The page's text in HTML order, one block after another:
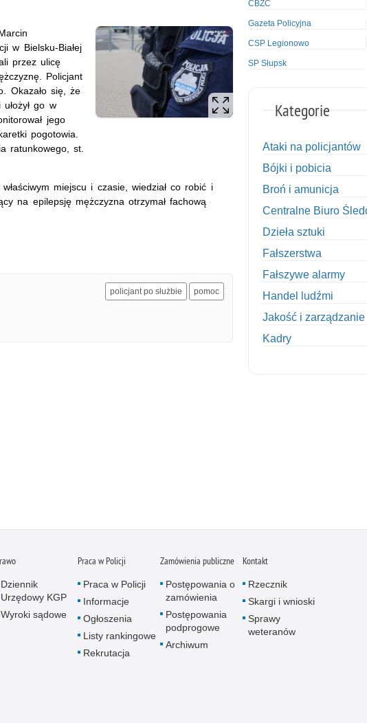
w Bielsku-Białej
przez ulicę
Policjant
Okazało się, że
go w
jego
pogotowia.
ratunkowego, st.
miejscu i czasie, wiedział co robić i
na epilepsję mężczyzna otrzymał fachową
policjant po służbie pomoc
CBZC
Gazeta Policyjna
CSP Legionowo
SP Słupsk
Kategorie
Ataki na policjantów
Bójki i pobicia
Broń i amunicja
Centralne Biuro
Dzieła sztuki
Fałszerstwa
Fałszywe alarmy
Handel ludźmi
Jakość i zarządzanie
Kadry
Nietrzeźwi kierujący
Nietrzeźwi
Dziennik
Urzędowy KGP
Wyroki sądowe
Praca w Policji
Praca w Policji
Informacje
Ogłoszenia
Listy rankingowe
Rekrutacja
Zamówienia publiczne
Postępowania o
zamówienia
Postępowania
podprogowe
Archiwum
Kontakt
Rzecznik
Skargi i wnioski
Sprawy
weteranów